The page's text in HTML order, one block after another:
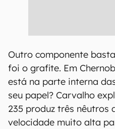
Outro componente
foi o grafite. Em
está na parte interna
seu papel? Carvalho
235 produz três nêutros
velocidade muito alta